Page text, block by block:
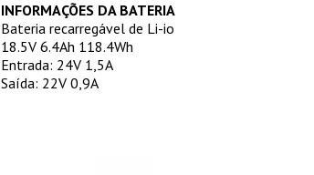
INFORMAÇÕES DA BATERIA
Bateria recarregável de Li-io
18.5V 6.4Ah 118.4Wh
Entrada: 24V 1,5A
Saída: 22V 0,9A